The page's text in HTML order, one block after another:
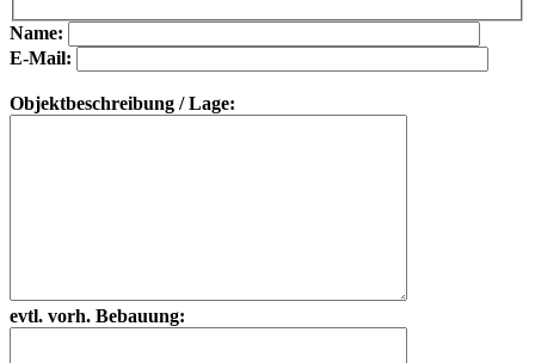
Bitte lasse dieses Feld leer.
Bitte lasse dieses Feld leer.
Name:
E-Mail:
Objektbeschreibung / Lage:
evtl. vorh. Bebauung: